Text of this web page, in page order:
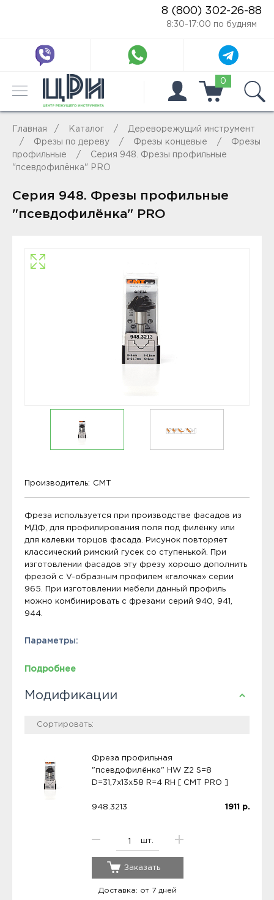
8 (800) 302-26-88
8:30-17:00 по будням
0
Главная Каталог
Дереворежущий инструмент
Фрезы по дереву
Фрезы концевые
Фрезы
профильные
Серия 948. Фрезы профильные
"псевдофилёнка" PRO
Серия 948. Фрезы профильные
"псевдофилёнка" PRO
Производитель: CMT
Фреза используется при производстве фасадов из
МДФ, для профилирования поля под филёнку или
для калевки торцов фасада. Рисунок повторяет
классический римский гусек со ступенькой. При
изготовлении фасадов эту фрезу хорошо дополнить
фрезой с V-образным профилем «галочка» серии
965. При изготовлении мебели данный профиль
можно комбинировать с фрезами серий 940, 941,
944.
Параметры:
Подробнее
Модификации
Фреза профильная
"псевдофилёнка" HW Z2 S=8
D=31,7x13x58 R=4 RH [ CMT PRO ]
948.3213
шт.
1911 р.
Заказать
Доставка: от 7 дней